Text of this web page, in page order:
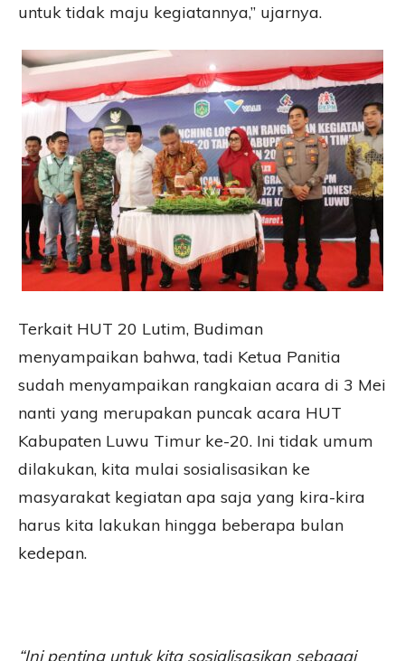
untuk tidak maju kegiatannya,” ujarnya.
Terkait HUT 20 Lutim, Budiman
menyampaikan bahwa, tadi Ketua Panitia
sudah menyampaikan rangkaian acara di 3 Mei
nanti yang merupakan puncak acara HUT
Kabupaten Luwu Timur ke-20. Ini tidak umum
dilakukan, kita mulai sosialisasikan ke
masyarakat kegiatan apa saja yang kira-kira
harus kita lakukan hingga beberapa bulan
kedepan.
“Ini penting untuk kita sosialisasikan sebagai